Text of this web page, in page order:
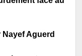
Aguerd